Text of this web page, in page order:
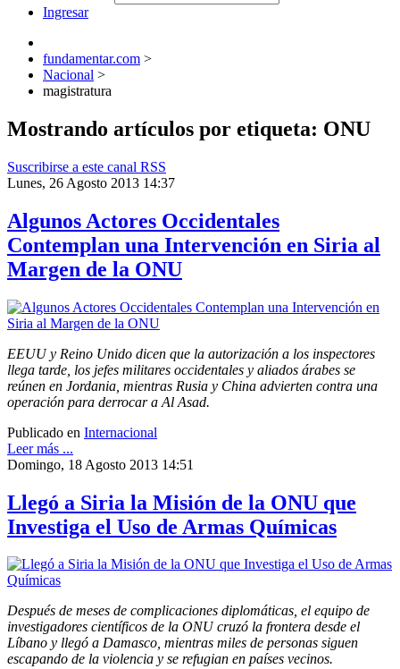
Ingresar
fundamentar.com >
Nacional >
magistratura
Mostrando artículos por etiqueta: ONU
Suscribirse a este canal RSS
Lunes, 26 Agosto 2013 14:37
Algunos Actores Occidentales
Contemplan una Intervención en Siria al
Margen de la ONU
EEUU y Reino Unido dicen que la autorización a los inspectores
llega tarde, los jefes militares occidentales y aliados árabes se
reúnen en Jordania, mientras Rusia y China advierten contra una
operación para derrocar a Al Asad.
Publicado en Internacional
Leer más ...
Domingo, 18 Agosto 2013 14:51
Llegó a Siria la Misión de la ONU que
Investiga el Uso de Armas Químicas
Después de meses de complicaciones diplomáticas, el equipo de
investigadores científicos de la ONU cruzó la frontera desde el
Líbano y llegó a Damasco, mientras miles de personas siguen
escapando de la violencia y se refugian en países vecinos.